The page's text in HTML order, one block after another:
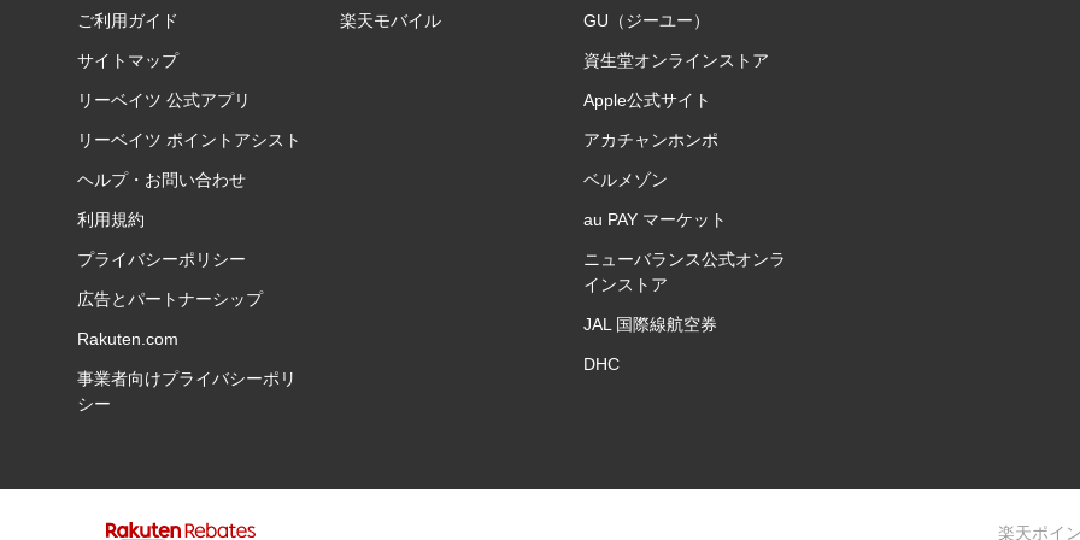
ご利用ガイド
サイトマップ
リーベイツ 公式アプリ
リーベイツ ポイントアシスト
ヘルプ・お問い合わせ
利用規約
プライバシーポリシー
広告とパートナーシップ
Rakuten.com
事業者向けプライバシーポリ
シー
楽天モバイル GU（ジーユー）
資生堂オンラインストア
Apple公式サイト
アカチャンホンポ
ベルメゾン
au PAY マーケット
ニューバランス公式オンラ
インストア
JAL 国際線航空券
DHC
楽天ポイ